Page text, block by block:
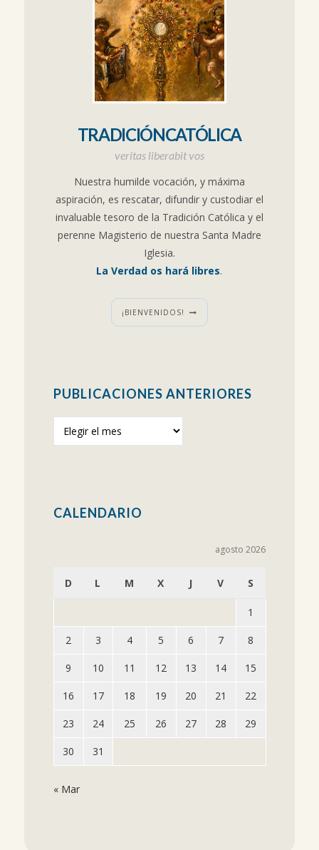
TRADICIÓNCATÓLICA
veritas liberabit vos
Nuestra humilde vocación, y máxima
aspiración, es rescatar, difundir y custodiar el
invaluable tesoro de la Tradición Católica y el
perenne Magisterio de nuestra Santa Madre
Iglesia.
La Verdad os hará libres.
¡BIENVENIDOS!
PUBLICACIONES ANTERIORES
anteriores
CALENDARIO
agosto 2026
D L M X J V S
1
2 3 4 5 6 7 8
9 10 11 12 13 14 15
16 17 18 19 20 21 22
23 24 25 26 27 28 29
30 31
« Mar